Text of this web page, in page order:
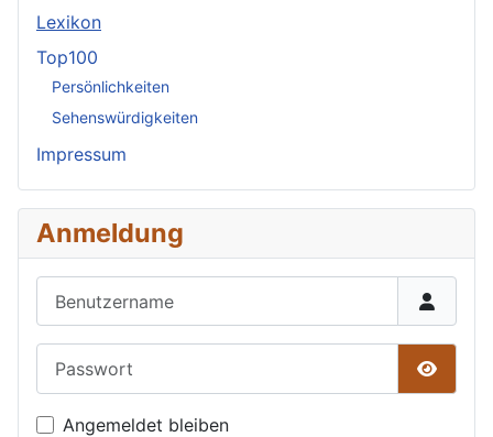
Lexikon
Top100
Persönlichkeiten
Sehenswürdigkeiten
Impressum
Anmeldung
Angemeldet bleiben